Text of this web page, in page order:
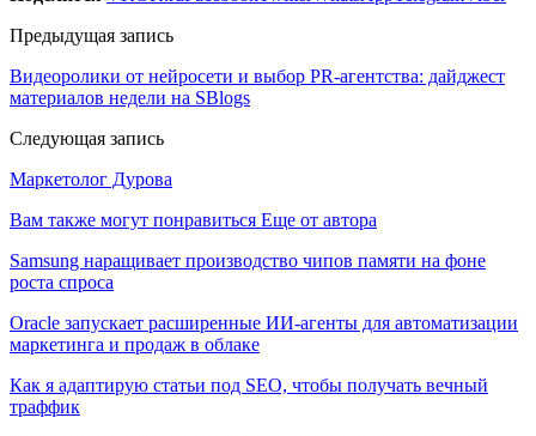
Предыдущая запись
Видеоролики от нейросети и выбор PR-агентства: дайджест
материалов недели на SBlogs
Следующая запись
Маркетолог Дурова
Вам также могут понравиться Еще от автора
Samsung наращивает производство чипов памяти на фоне
роста спроса
Oracle запускает расширенные ИИ‑агенты для автоматизации
маркетинга и продаж в облаке
Как я адаптирую статьи под SEO, чтобы получать вечный
траффик